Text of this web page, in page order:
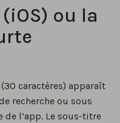
ou la
caractères) apparaît
recherche ou sous
de l’app. Le sous-titre